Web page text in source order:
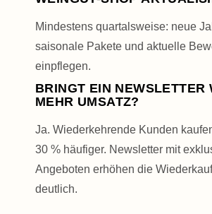
Mindestens quartals­weise: neue
saisonale Pakete und aktuelle
einpflegen.
BRINGT EIN NEWSLETTER
MEHR UMSATZ?
Ja. Wiederkehrende Kunden
30 % häufiger. Newsletter mit
Angeboten erhöhen die
deutlich.